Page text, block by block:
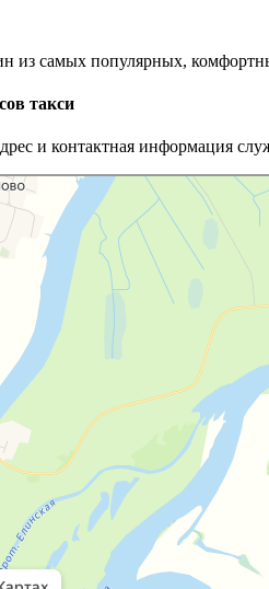
из самых популярных,
такси
и контактная информация